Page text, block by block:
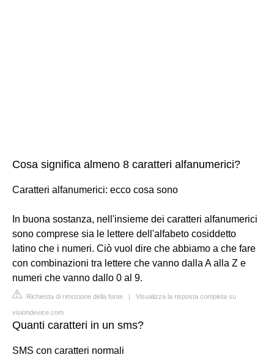
Cosa significa almeno 8 caratteri alfanumerici?
Caratteri alfanumerici: ecco cosa sono
In buona sostanza, nell'insieme dei caratteri alfanumerici
sono comprese sia le lettere dell'alfabeto cosiddetto
latino che i numeri. Ciò vuol dire che abbiamo a che fare
con combinazioni tra lettere che vanno dalla A alla Z e
numeri che vanno dallo 0 al 9.
Richiesta di rimozione della fonte | Visualizza la risposta completa su
visiondevice.com
Quanti caratteri in un sms?
SMS con caratteri normali